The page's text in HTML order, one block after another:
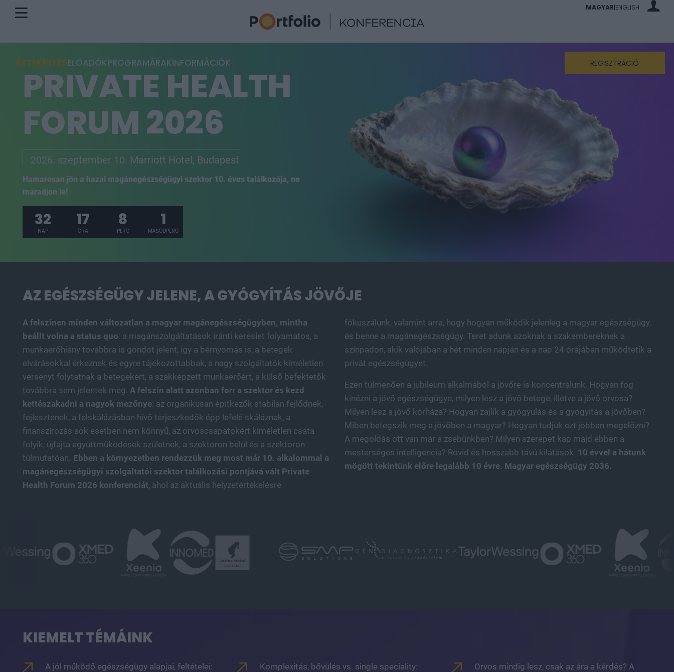
MAGYAR|ENGLISH
ÁTTEKINTÉSELŐADÓKPROGRAMÁRAKINFORMÁCIÓK REGISZTRÁCIÓ
PRIVATE HEALTH
FORUM 2026
2026. szeptember 10. Marriott Hotel, Budapest
Hamarosan jön a hazai magánegészségügyi szektor 10. éves találkozója, ne
maradjon le!
32
NAP
17
ÓRA
8
PERC
0
MÁSODPERC
AZ EGÉSZSÉGÜGY JELENE, A GYÓGYÍTÁS JÖVŐJE
A felszínen minden változatlan a magyar magánegészségügyben, mintha
beállt volna a status quo: a magánszolgáltatások iránti kereslet folyamatos, a
munkaerőhiány továbbra is gondot jelent, így a bérnyomás is, a betegek
elvárásokkal érkeznek és egyre tájékozottabbak, a nagy szolgáltatók kíméletlen
versenyt folytatnak a betegekért, a szakképzett munkaerőért, a külső befektetők
továbbra sem jelentek meg. A felszín alatt azonban forr a szektor és kezd
kettészakadni a nagyok mezőnye: az organikusan építkezők stabilan fejlődnek,
fejlesztenek, a felskálázásban hívő terjeszkedők épp lefelé skáláznak, a
finanszírozás sok esetben nem könnyű, az orvoscsapatokért kíméletlen csata
folyik, újfajta együttműködések születnek, a szektoron belül és a szektoron
túlmutatóan. Ebben a környezetben rendezzük meg most már 10. alkalommal a
magánegészségügyi szolgáltatói szektor találkozási pontjává vált Private
Health Forum 2026 konferenciát, ahol az aktuális helyzetértékelésre
fókuszálunk, valamint arra, hogy hogyan működik jelenleg a magyar egészségügy,
és benne a magánegészségügy. Teret adunk azoknak a szakembereknek a
színpadon, akik valójában a hét minden napján és a nap 24 órájában működtetik a
privát egészségügyet.
Ezen túlmenően a jubileum alkalmából a jövőre is koncentrálunk. Hogyan fog
kinézni a jövő egészségügye, milyen lesz a jövő betege, illetve a jövő orvosa?
Milyen lesz a jövő kórháza? Hogyan zajlik a gyógyulás és a gyógyítás a jövőben?
Miben betegszik meg a jövőben a magyar? Hogyan tudjuk ezt jobban megelőzni?
A megoldás ott van már a zsebünkben? Milyen szerepet kap majd ebben a
mesterséges intelligencia? Rövid és hosszabb távú kilátások. 10 évvel a hátunk
mögött tekintünk előre legalább 10 évre. Magyar egészségügy 2036.
KIEMELT TÉMÁINK
A jól működő egészségügy alapjai, feltételei:
Komplexitás, bővülés vs. single speciality:
Orvos mindig lesz, csak az ára a kérdés? A